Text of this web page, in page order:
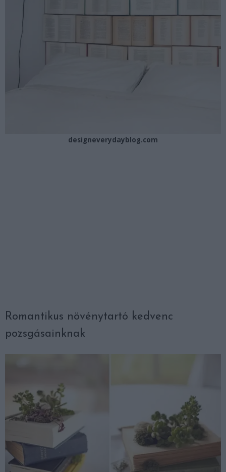
designeverydayblog.com
Romantikus növénytartó kedvenc
pozsgásainknak